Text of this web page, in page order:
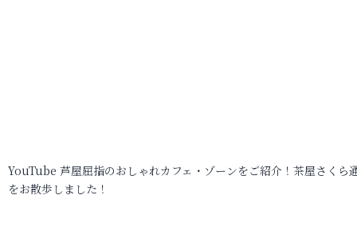
YouTube 芦屋屈指のおしゃれカフェ・ゾーンをご紹介！茶屋さくら
をお散歩しました！